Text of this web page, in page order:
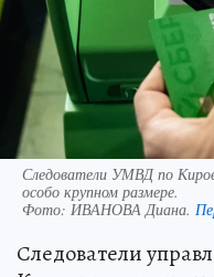
Следователи УМВД по
особо крупном размере.
Фото: ИВАНОВА Диана.
Следователи